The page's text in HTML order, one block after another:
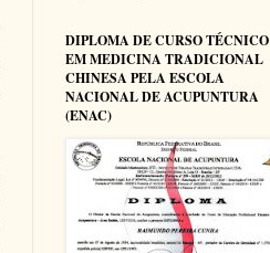
DIPLOMA DE CURSO TÉCNICO
EM MEDICINA TRADICIONAL
CHINESA PELA ESCOLA
NACIONAL DE ACUPUNTURA
(ENAC)